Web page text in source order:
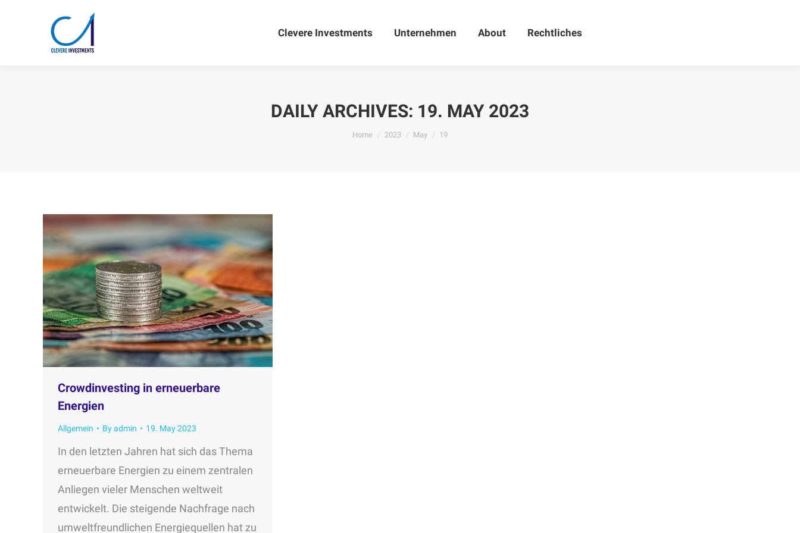
Clevere Investments Unternehmen About Rechtliches
DAILY ARCHIVES: 19. MAY 2023
You are here:
Home 2023 May 19
Crowdinvesting in erneuerbare
Energien
Allgemein Byadmin 19. May 2023
In den letzten Jahren hat sich das Thema
erneuerbare Energien zu einem zentralen
Anliegen vieler Menschen weltweit
entwickelt. Die steigende Nachfrage nach
umweltfreundlichen Energiequellen hat zu
Clevere Investments Unternehmen About Rechtliches